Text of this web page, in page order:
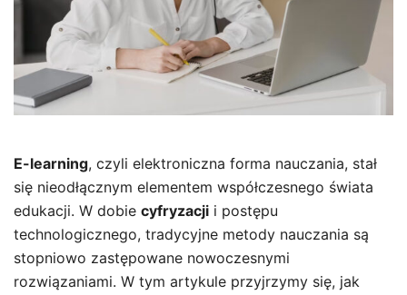
E-learning, czyli elektroniczna forma nauczania, stał
się nieodłącznym elementem współczesnego świata
edukacji. W dobie cyfryzacji i postępu
technologicznego, tradycyjne metody nauczania są
stopniowo zastępowane nowoczesnymi
rozwiązaniami. W tym artykule przyjrzymy się, jak